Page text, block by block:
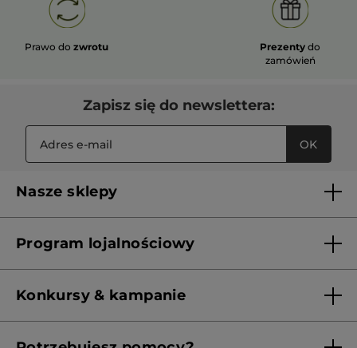
Prawo dozwrotu Prezenty do
zamówień
Zapisz się do newslettera:
OK
Nasze sklepy
Franczyza
Program lojalnościowy
Konkursy & kampanie